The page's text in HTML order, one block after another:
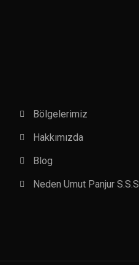
Bölgelerimiz
Hakkımızda
Blog
Neden Umut Panjur S.S.S